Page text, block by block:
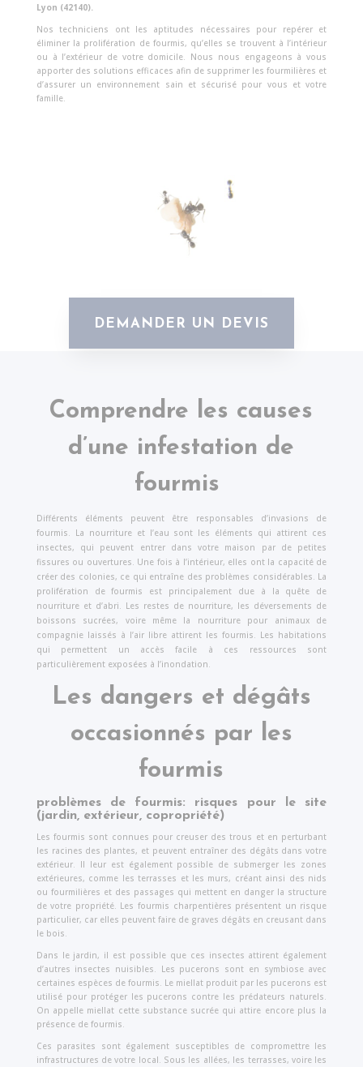
Lyon (42140).
Nos techniciens ont les aptitudes nécessaires pour repérer et
éliminer la prolifération de fourmis, qu’elles se trouvent à l’intérieur
ou à l’extérieur de votre domicile. Nous nous engageons à vous
apporter des solutions efficaces afin de supprimer les fourmilières et
d’assurer un environnement sain et sécurisé pour vous et votre
famille.
DEMANDER UN DEVIS
Comprendre les causes
d’une infestation de
fourmis
Différents éléments peuvent être responsables d’invasions de
fourmis. La nourriture et l’eau sont les éléments qui attirent ces
insectes, qui peuvent entrer dans votre maison par de petites
fissures ou ouvertures. Une fois à l’intérieur, elles ont la capacité de
créer des colonies, ce qui entraîne des problèmes considérables. La
prolifération de fourmis est principalement due à la quête de
nourriture et d’abri. Les restes de nourriture, les déversements de
boissons sucrées, voire même la nourriture pour animaux de
compagnie laissés à l’air libre attirent les fourmis. Les habitations
qui permettent un accès facile à ces ressources sont
particulièrement exposées à l’inondation.
Les dangers et dégâts
occasionnés par les
fourmis
problèmes de fourmis: risques pour le site
(jardin, extérieur, copropriété)
Les fourmis sont connues pour creuser des trous et en perturbant
les racines des plantes, et peuvent entraîner des dégâts dans votre
extérieur. Il leur est également possible de submerger les zones
extérieures, comme les terrasses et les murs, créant ainsi des nids
ou fourmilières et des passages qui mettent en danger la structure
de votre propriété. Les fourmis charpentières présentent un risque
particulier, car elles peuvent faire de graves dégâts en creusant dans
le bois.
Dans le jardin, il est possible que ces insectes attirent également
d’autres insectes nuisibles. Les pucerons sont en symbiose avec
certaines espèces de fourmis. Le miellat produit par les pucerons est
utilisé pour protéger les pucerons contre les prédateurs naturels.
On appelle miellat cette substance sucrée qui attire encore plus la
présence de fourmis.
Ces parasites sont également susceptibles de compromettre les
infrastructures de votre local. Sous les allées, les terrasses, voire les